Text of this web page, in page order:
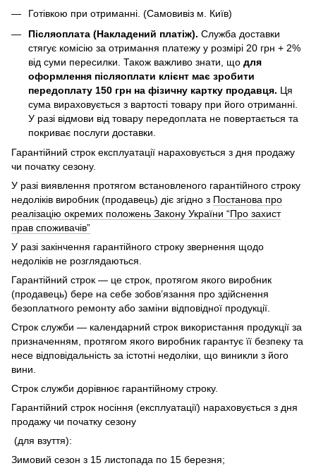
Готівкою при отриманні. (Самовивіз м. Київ)
Післяоплата (Накладений платіж). Служба доставки
стягує комісію за отримання платежу у розмірі 20 грн + 2%
від суми пересилки. Також важливо знати, що для
оформлення післяоплати клієнт має зробити
передоплату 150 грн на фізичну картку продавця. Ця
сума вираховується з вартості товару при його отриманні.
У разі відмови від товару передоплата не повертається та
покриває послуги доставки.
Гарантійний строк експлуатації нараховується з дня продажу
чи початку сезону.
У разі виявлення протягом встановленого гарантійного строку
недоліків виробник (продавець) діє згідно з Постанова про
реалізацію окремих положень Закону України “Про захист
прав споживачів”
У разі закінчення гарантійного строку звернення щодо
недоліків не розглядаються.
Гарантійний строк — це строк, протягом якого виробник
(продавець) бере на себе зобов’язання про здійснення
безоплатного ремонту або заміни відповідної продукції.
Строк служби — календарний строк використання продукції за
призначенням, протягом якого виробник гарантує її безпеку та
несе відповідальність за істотні недоліки, що виникли з його
вини.
Строк служби дорівнює гарантійному строку.
Гарантійний строк носіння (експлуатації) нараховується з дня
продажу чи початку сезону
(для взуття):
Зимовий сезон з 15 листопада по 15 березня;